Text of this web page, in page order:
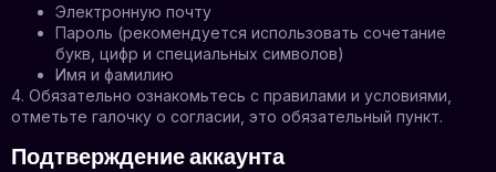
Электронную почту
Пароль (рекомендуется использовать сочетание
букв, цифр и специальных символов)
Имя и фамилию
4. Обязательно ознакомьтесь с правилами и условиями,
отметьте галочку о согласии, это обязательный пункт.
Подтверждение аккаунта